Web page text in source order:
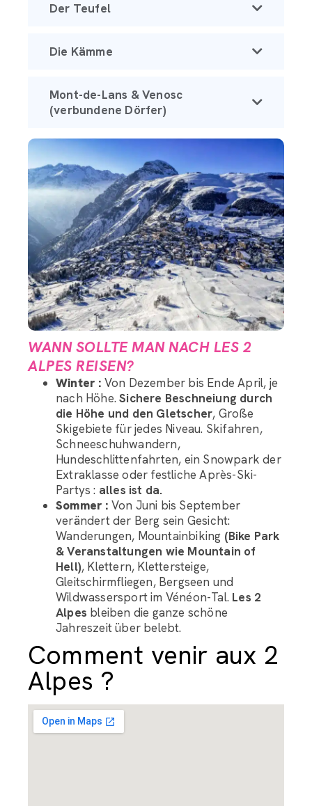
Der Teufel
Die Kämme
Mont-de-Lans & Venosc
(verbundene Dörfer)
WANN SOLLTE MAN NACH LES 2
ALPES REISEN?
Winter : Von Dezember bis Ende April, je
nach Höhe.Sichere Beschneiung durch
die Höhe und den Gletscher, Große
Skigebiete für jedes Niveau. Skifahren,
Schneeschuhwandern,
Hundeschlittenfahrten, ein Snowpark der
Extraklasse oder festliche Après-Ski-
Partys : alles ist da.
Sommer : Von Juni bis September
verändert der Berg sein Gesicht:
Wanderungen, Mountainbiking (Bike Park
& Veranstaltungen wie Mountain of
Hell), Klettern, Klettersteige,
Gleitschirmfliegen, Bergseen und
Wildwassersport im Vénéon-Tal. Les 2
Alpes bleiben die ganze schöne
Jahreszeit über belebt.
Comment venir aux 2
Alpes ?